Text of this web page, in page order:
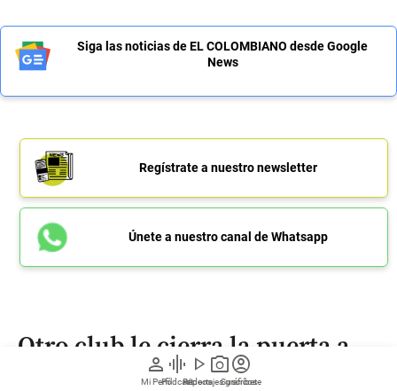
person
Mi Perfil
graphic_eq
Pódcast
play_arrow
Videos
photo_camera
Reportajes gráficos
account_circle
Suscríbete
Siga las noticias de EL COLOMBIANO desde Google
News
Regístrate a nuestro newsletter
Únete a nuestro canal de Whatsapp
Otro club le cierra la puerta a
James y su futuro sigue en el